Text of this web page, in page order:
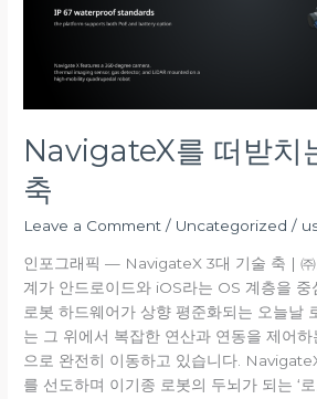
NavigateX를 떠받치
축
Leave a Comment / Uncategorized /
인포그래픽 — NavigateX 3대 기술 축 | ㈜
계가 안드로이드와 iOS라는 OS 계층을 중
로봇 하드웨어가 상향 평준화되는 오늘날
는 그 위에서 복잡한 연산과 연동을 제어
으로 완전히 이동하고 있습니다.
를 선도하며 이기종 로봇의 두뇌가 되는 ‘
축